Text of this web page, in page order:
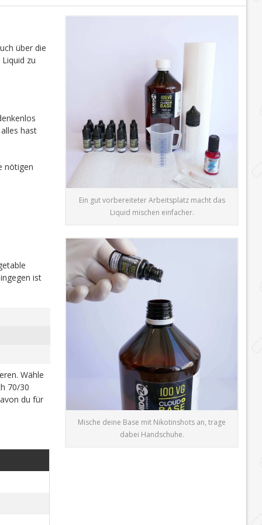
über die
zu
hast
nötigen
Ein gut vorbereiteter Arbeitsplatz macht das
Liquid mischen einfacher.
ist
Wähle
70/30
du für
Mische deine Base mit Nikotinshots an, trage
dabei Handschuhe.